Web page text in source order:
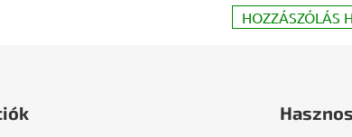
HOZZÁSZÓLÁS